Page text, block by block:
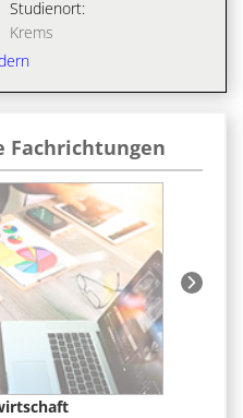
Studienort:
Krems
Fachrichtungen